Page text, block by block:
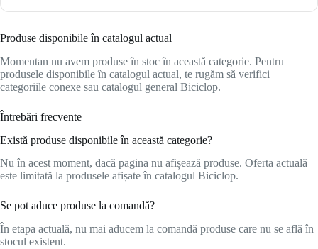
Produse disponibile în catalogul actual
Momentan nu avem produse în stoc în această categorie. Pentru
produsele disponibile în catalogul actual, te rugăm să verifici
categoriile conexe sau catalogul general Biciclop.
Întrebări frecvente
Există produse disponibile în această categorie?
Nu în acest moment, dacă pagina nu afișează produse. Oferta actuală
este limitată la produsele afișate în catalogul Biciclop.
Se pot aduce produse la comandă?
În etapa actuală, nu mai aducem la comandă produse care nu se află în
stocul existent.